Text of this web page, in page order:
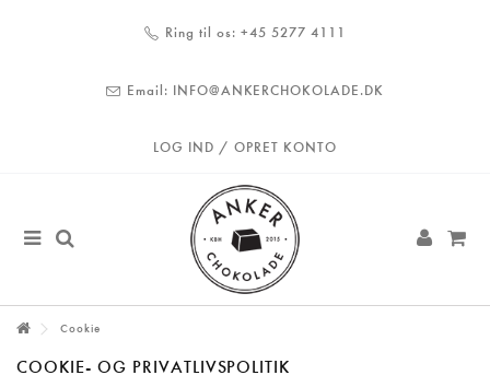
Ring til os: +45 5277 4111
Email: INFO@ANKERCHOKOLADE.DK
LOG IND / OPRET KONTO
Cookie
COOKIE- OG PRIVATLIVSPOLITIK